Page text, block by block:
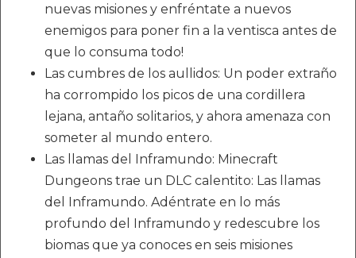
nuevas misiones y enfréntate a nuevos
enemigos para poner fin a la ventisca antes de
que lo consuma todo!
Las cumbres de los aullidos: Un poder extraño
ha corrompido los picos de una cordillera
lejana, antaño solitarios, y ahora amenaza con
someter al mundo entero.
Las llamas del Inframundo: Minecraft
Dungeons trae un DLC calentito: Las llamas
del Inframundo. Adéntrate en lo más
profundo del Inframundo y redescubre los
biomas que ya conoces en seis misiones